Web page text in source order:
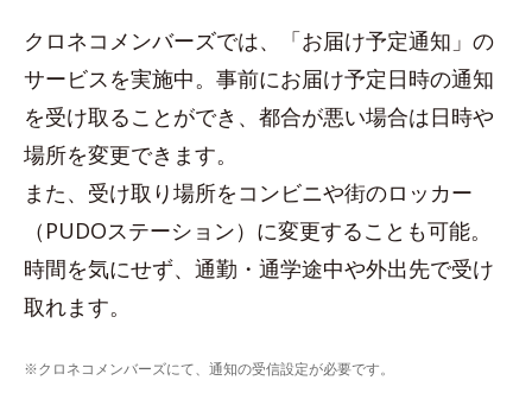
クロネコメンバーズでは、「お届け予定通知」の
サービスを実施中。事前にお届け予定日時の通知
を受け取ることができ、都合が悪い場合は日時や
場所を変更できます。
また、受け取り場所をコンビニや街のロッカー
（PUDOステーション）に変更することも可能。
時間を気にせず、通勤・通学途中や外出先で受け
取れます。
※クロネコメンバーズにて、通知の受信設定が必要です。